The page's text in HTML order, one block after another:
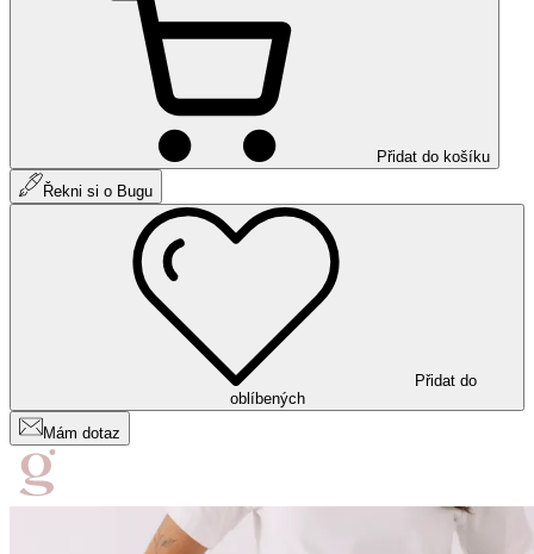
Přidat do košíku
Řekni si o Bugu
Přidat do
oblíbených
Mám dotaz